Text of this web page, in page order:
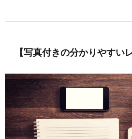
【写真付きの分かりやすい